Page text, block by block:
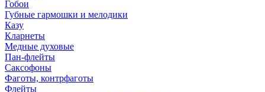
Гобои
Губные гармошки и мелодики
Казу
Кларнеты
Медные духовые
Пан-флейты
Саксофоны
Фаготы, контрфаготы
Флейты